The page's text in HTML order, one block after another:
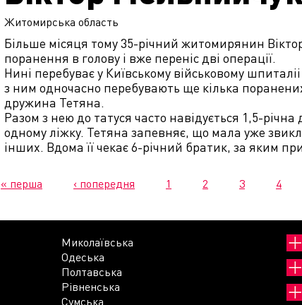
Житомирська область
Більше місяця тому 35-річний житомирянин
поранення в голову і вже переніс дві операції.
Нині перебуває у Київському військовому
з ним одночасно перебувають ще кілька
дружина Тетяна.
Разом з нею до татуся часто навідується 1,5-
одному ліжку. Тетяна запевняє, що мала уже
інших. Вдома її чекає 6-річний братик, за яким
« перша ‹ попередня 1 2 3 4
Миколаївська
Одеська
Полтавська
Рівненська
Сумська